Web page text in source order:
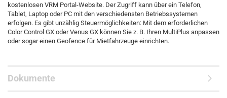
kostenlosen VRM Portal-Website. Der Zugriff kann über ein Telefon,
Tablet, Laptop oder PC mit den verschiedensten Betriebssystemen
erfolgen. Es gibt unzählig Steuermöglichkeiten: Mit dem erforderlichen
Color Control GX oder Venus GX können Sie z. B. Ihren MultiPlus anpassen
oder sogar einen Geofence für Mietfahrzeuge einrichten.
Dokumente